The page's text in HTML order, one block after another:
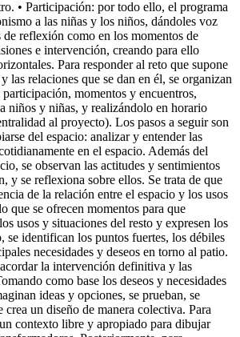
• Participación: por todo ello, el programa
a las niñas y los niños, dándoles voz
de reflexión como en los momentos de
e intervención, creando para ello
Para responder al reto que supone
las relaciones que se dan en él, se organizan
momentos y encuentros,
niños y niñas, y realizándolo en horario
al proyecto). Los pasos a seguir son
del espacio: analizar y entender las
en el espacio. Además del
se observan las actitudes y sentimientos
y se reflexiona sobre ellos. Se trata de que
de la relación entre el espacio y los usos
que se ofrecen momentos para que
usos y situaciones del resto y expresen los
se identifican los puntos fuertes, los débiles
necesidades y deseos en torno al patio.
la intervención definitiva y las
como base los deseos y necesidades
ideas y opciones, se prueban, se
crea un diseño de manera colectiva. Para
contexto libre y apropiado para dibujar